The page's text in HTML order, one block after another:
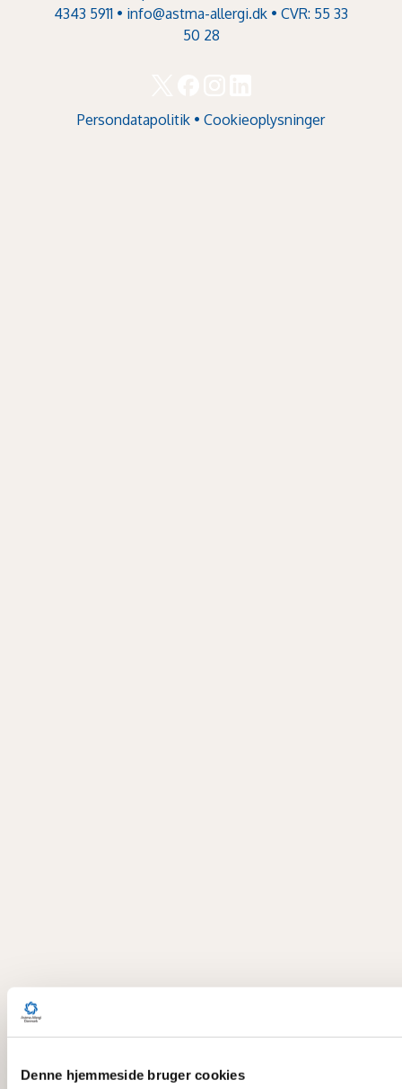
Denne hjemmeside bruger cookies
4343 5911 • info@astma-allergi.dk • CVR: 55 33
50 28
Persondatapolitik • Cookieoplysninger